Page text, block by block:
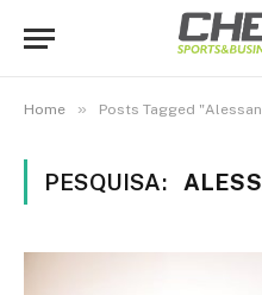
Home » Posts Tagged
PESQUISA: